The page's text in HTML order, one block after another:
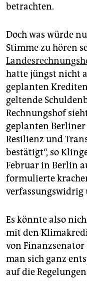
betrachten.
Doch was würde
Stimme zu hören
hatte jüngst nicht
geplanten
geltende
Rechnungshof
geplanten Berliner
Resilienz und
bestätigt“, so
Februar in Berlin
formulierte
verfassungswidrig
Es könnte also
mit den
von Finanzsenator
man sich ganz
auf die